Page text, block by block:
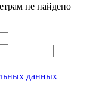
не найдено
данных